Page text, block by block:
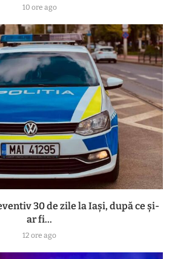
10 ore ago
30 de zile la Iași, după ce și-
ar fi...
12 ore ago